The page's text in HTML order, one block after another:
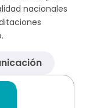
nacionales